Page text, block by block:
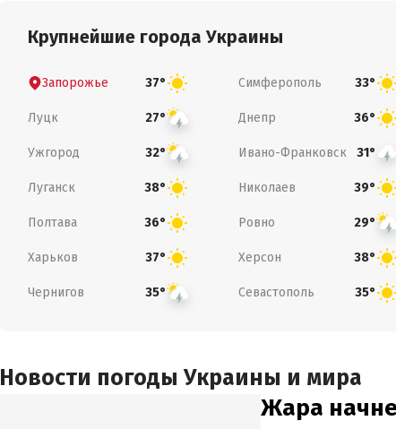
Крупнейшие города Украины
Запорожье 37° Симферополь 33°
Луцк 27° Днепр 36°
Ужгород 32° Ивано-Франковск 31°
Луганск 38° Николаев 39°
Полтава 36° Ровно 29°
Харьков 37° Херсон 38°
Чернигов 35° Севастополь 35°
Новости погоды Украины и мира
Жара